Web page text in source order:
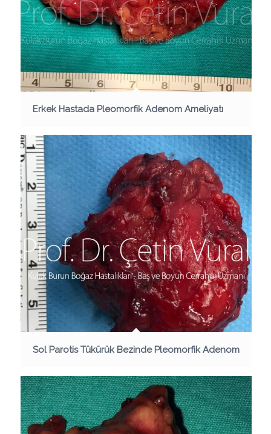
Erkek Hastada Pleomorfik Adenom Ameliyatı
Sol Parotis Tükürük Bezinde Pleomorfik Adenom